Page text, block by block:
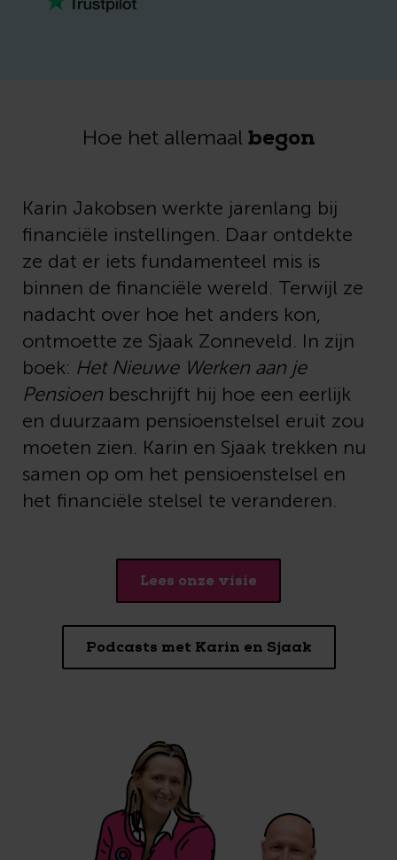
Hoe het allemaal begon
Karin Jakobsen werkte jarenlang bij
financiële instellingen. Daar ontdekte
ze dat er iets fundamenteel mis is
binnen de financiële wereld. Terwijl ze
nadacht over hoe het anders kon,
ontmoette ze Sjaak Zonneveld. In zijn
boek: Het Nieuwe Werken aan je
Pensioen beschrijft hij hoe een eerlijk
en duurzaam pensioenstelsel eruit zou
moeten zien. Karin en Sjaak trekken nu
samen op om het pensioenstelsel en
het financiële stelsel te veranderen.
Lees onze visie
Podcasts met Karin en Sjaak